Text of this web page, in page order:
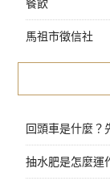
馬祖市徵信社
回頭車是什麼？
抽水肥是怎麼運